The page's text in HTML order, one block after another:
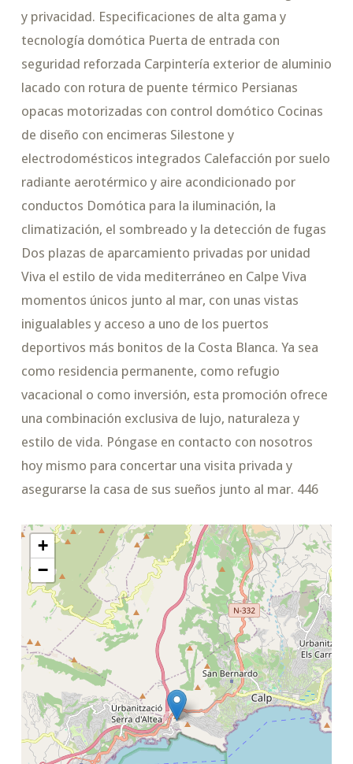
y privacidad. Especificaciones de alta gama y
tecnología domótica Puerta de entrada con
seguridad reforzada Carpintería exterior de aluminio
lacado con rotura de puente térmico Persianas
opacas motorizadas con control domótico Cocinas
de diseño con encimeras Silestone y
electrodomésticos integrados Calefacción por suelo
radiante aerotérmico y aire acondicionado por
conductos Domótica para la iluminación, la
climatización, el sombreado y la detección de fugas
Dos plazas de aparcamiento privadas por unidad
Viva el estilo de vida mediterráneo en Calpe Viva
momentos únicos junto al mar, con unas vistas
inigualables y acceso a uno de los puertos
deportivos más bonitos de la Costa Blanca. Ya sea
como residencia permanente, como refugio
vacacional o como inversión, esta promoción ofrece
una combinación exclusiva de lujo, naturaleza y
estilo de vida. Póngase en contacto con nosotros
hoy mismo para concertar una visita privada y
asegurarse la casa de sus sueños junto al mar. 446
+
−